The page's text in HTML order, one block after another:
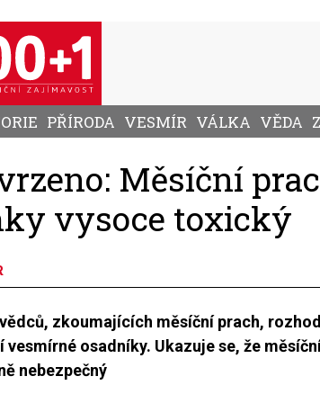
PŘÍRODA VESMÍR VÁLKA VĚDA
Měsíční
vysoce toxický
zkoumajících měsíční prach,
vesmírné osadníky. Ukazuje se, že
nebezpečný